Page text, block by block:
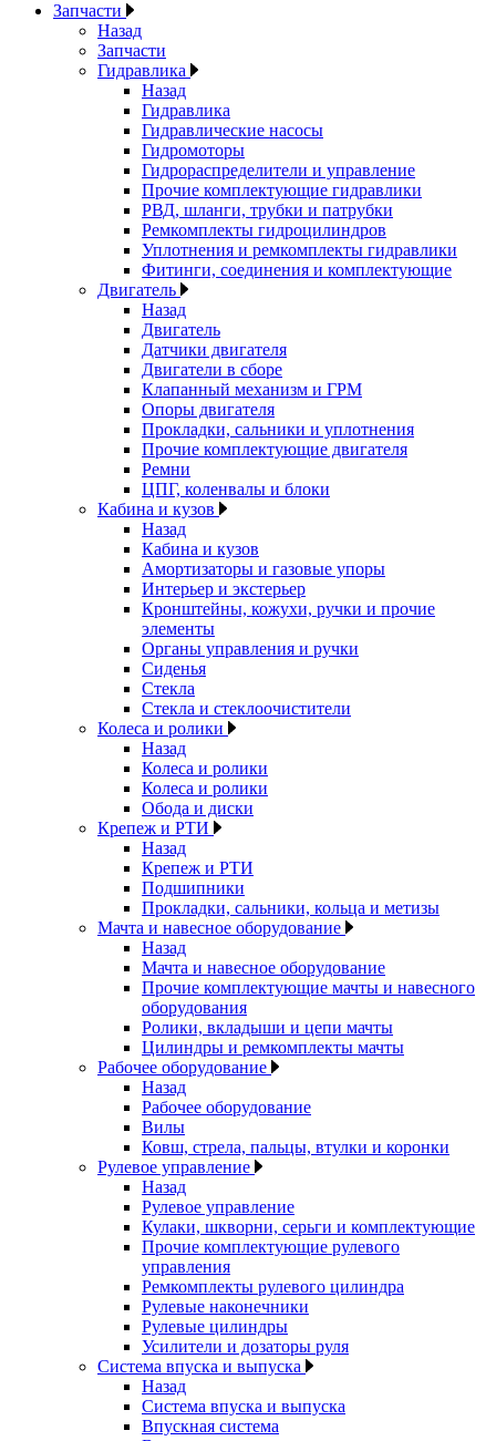
Запчасти
Назад
Запчасти
Гидравлика
Назад
Гидравлика
Гидравлические насосы
Гидромоторы
Гидрораспределители и управление
Прочие комплектующие гидравлики
РВД, шланги, трубки и патрубки
Ремкомплекты гидроцилиндров
Уплотнения и ремкомплекты гидравлики
Фитинги, соединения и комплектующие
Двигатель
Назад
Двигатель
Датчики двигателя
Двигатели в сборе
Клапанный механизм и ГРМ
Опоры двигателя
Прокладки, сальники и уплотнения
Прочие комплектующие двигателя
Ремни
ЦПГ, коленвалы и блоки
Кабина и кузов
Назад
Кабина и кузов
Амортизаторы и газовые упоры
Интерьер и экстерьер
Кронштейны, кожухи, ручки и прочие
элементы
Органы управления и ручки
Сиденья
Стекла
Стекла и стеклоочистители
Колеса и ролики
Назад
Колеса и ролики
Колеса и ролики
Обода и диски
Крепеж и РТИ
Назад
Крепеж и РТИ
Подшипники
Прокладки, сальники, кольца и метизы
Мачта и навесное оборудование
Назад
Мачта и навесное оборудование
Прочие комплектующие мачты и навесного
оборудования
Ролики, вкладыши и цепи мачты
Цилиндры и ремкомплекты мачты
Рабочее оборудование
Назад
Рабочее оборудование
Вилы
Ковш, стрела, пальцы, втулки и коронки
Рулевое управление
Назад
Рулевое управление
Кулаки, шкворни, серьги и комплектующие
Прочие комплектующие рулевого
управления
Ремкомплекты рулевого цилиндра
Рулевые наконечники
Рулевые цилиндры
Усилители и дозаторы руля
Система впуска и выпуска
Назад
Система впуска и выпуска
Впускная система